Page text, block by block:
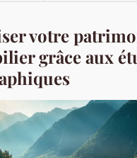
votre
grâce aux